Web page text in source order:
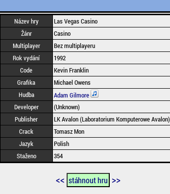
Název hry
Las Vegas Casino
Žánr
Casino
Multiplayer
Bez multiplayeru
Rok vydání
1992
Code
Kevin Franklin
Grafika
Michael Owens
Hudba
Adam Gilmore
Developer
(Unknown)
Publisher
LK Avalon (Laboratorium Komputerowe Avalon)
Crack
Tomasz Mon
Jazyk
Polish
Staženo
354
<< stáhnout hru >>